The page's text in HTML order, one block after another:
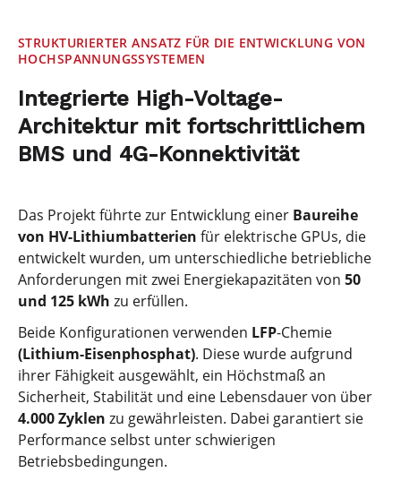
STRUKTURIERTER ANSATZ FÜR DIE ENTWICKLUNG VON
HOCHSPANNUNGSSYSTEMEN
Integrierte High-Voltage-
Architektur mit fortschrittlichem
BMS und 4G-Konnektivität
Das Projekt führte zur Entwicklung einer Baureihe
von HV-Lithiumbatterien für elektrische GPUs, die
entwickelt wurden, um unterschiedliche betriebliche
Anforderungen mit zwei Energiekapazitäten von 50
und 125 kWh zu erfüllen.
Beide Konfigurationen verwenden LFP-Chemie
(Lithium-Eisenphosphat). Diese wurde aufgrund
ihrer Fähigkeit ausgewählt, ein Höchstmaß an
Sicherheit, Stabilität und eine Lebensdauer von über
4.000 Zyklen zu gewährleisten. Dabei garantiert sie
Performance selbst unter schwierigen
Betriebsbedingungen.